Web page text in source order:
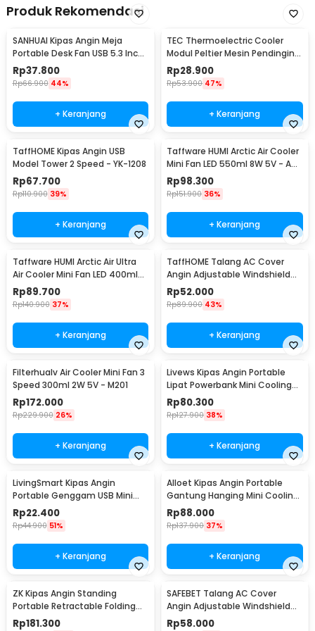
Produk Rekomendasi
SANHUAI Kipas Angin Meja
Portable Desk Fan USB 5.3 Inch
2.5W - A18
Rp37.800
Rp66.900 44%
+ Keranjang
TEC Thermoelectric Cooler
Modul Peltier Mesin Pendingin
92W 12V - TEC1-12706
Rp28.900
Rp53.900 47%
+ Keranjang
TaffHOME Kipas Angin USB
Model Tower 2 Speed - YK-1208
Rp67.700
Rp110.900 39%
+ Keranjang
Taffware HUMI Arctic Air Cooler
Mini Fan LED 550ml 8W 5V - AA-
MC4
Rp98.300
Rp151.900 36%
+ Keranjang
Taffware HUMI Arctic Air Ultra
Air Cooler Mini Fan LED 400ml
8W 5V - K-F009
Rp89.700
Rp140.900 37%
+ Keranjang
TaffHOME Talang AC Cover
Angin Adjustable Windshield
Deflector - WB588
Rp52.000
Rp89.900 43%
+ Keranjang
Filterhualv Air Cooler Mini Fan 3
Speed 300ml 2W 5V - M201
Rp172.000
Rp229.900 26%
+ Keranjang
Livews Kipas Angin Portable
Lipat Powerbank Mini Cooling
Fan 3000mAh - F3
Rp80.300
Rp127.900 38%
+ Keranjang
LivingSmart Kipas Angin
Portable Genggam USB Mini
Cooling Fan 1200mAh - SS-2
Rp22.400
Rp44.900 51%
+ Keranjang
Alloet Kipas Angin Portable
Gantung Hanging Mini Cooling
Fan 1800mAh - DQ203
Rp88.000
Rp137.900 37%
+ Keranjang
ZK Kipas Angin Standing
Portable Retractable Folding
Fan 7200mAh - ZK-20321
Rp181.300
SAFEBET Talang AC Cover
Angin Adjustable Windshield
Deflector 56x18cm - GB001
Rp58.000